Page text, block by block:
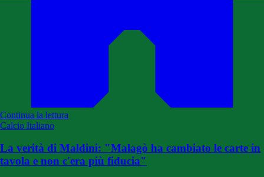
Continua la lettura
Calcio Italiano
La verità di Maldini: "Malagò ha cambiato le carte in
tavola e non c'era più fiducia"